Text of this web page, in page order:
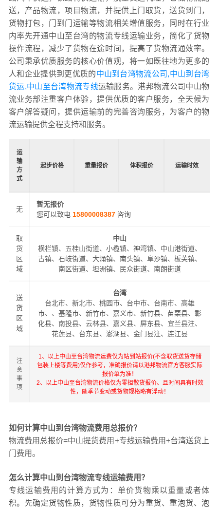
送，产品物流，项目物流，并提供上门取货，送货到门，
货物打包，门到门运输等物流相关增值服务，同时在行业
内率先开通中山至台湾的物流专线运输业务，简化了货物
操作流程，减少了货物在途时间，提高了货物流通效率。
公司秉承优质服务的核心价值观，将一如既往地为更多的
人和企业提供到更优质的中山到台湾物流公司,中山到台湾
货运,中山至台湾物流专线运输服务。港邦物流公司中山物
流业务部注重客户体验，提供优质的客户服务，全天候为
客户解答疑问，提供运输前的完善咨询服务，为客户的物
流运输提供全程支持和服务。
运
输
方
式
起步价格 重量报价 体积报价 运输时效
无
暂无报价
您可以致电 15800008387 咨询
取
货
区
域
中山
横栏镇、五桂山街道、小榄镇、神湾镇、中山港街道、
古镇、石岐街道、大涌镇、南头镇、阜沙镇、板芙镇、
南区街道、坦洲镇、民众街道、南朗街道
送
货
区
域
台湾
台北市、新北市、桃园市、台中市、台南市、高雄
市、、基隆市、新竹市、嘉义市、新竹县、苗栗县、彰
化县、南投县、云林县、嘉义县、屏东县、宜兰县注、
花莲县、台东县、澎湖县、金门县注、连江县
注
意
事
项
1、以上中山至台湾物流运费仅为站到站报价(不含取货送货存储
包装上楼等费用)仅作参考，准确报价请以港邦物流官方客服实际
报价单为准！
2、以上中山至台湾物流价格仅为零担散货报价、且时间具有时效
性，随季节变动或货物规格略有浮动！
如何计算中山到台湾物流费用总报价？
物流费用总报价=中山提货费用+专线运输费用+台湾送货上
门费用。
怎么计算中山到台湾物流专线运输费用？
专线运输费用的计算方式为：单价货物乘以重量或者体
积。先确定货物性质，货物性质可分为重货、重泡货、泡